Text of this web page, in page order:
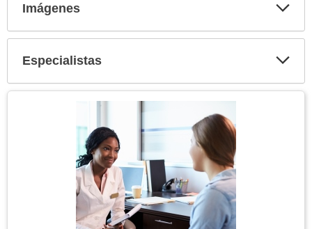
Imágenes
Especialistas